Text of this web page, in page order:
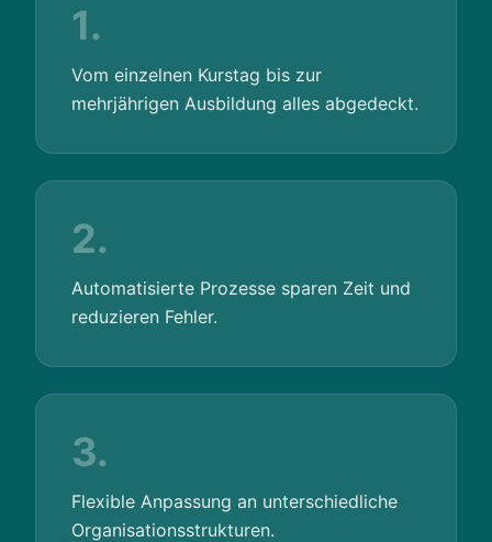
1.
Vom einzelnen Kurstag bis zur
mehrjährigen Ausbildung alles abgedeckt.
2.
Automatisierte Prozesse sparen Zeit und
reduzieren Fehler.
3.
Flexible Anpassung an unterschiedliche
Organisationsstrukturen.